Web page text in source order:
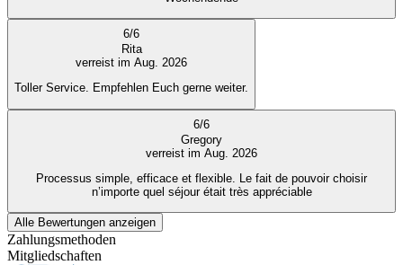
6/6
Rita
verreist im Aug. 2026
Toller Service. Empfehlen Euch gerne weiter.
6/6
Gregory
verreist im Aug. 2026
Processus simple, efficace et flexible. Le fait de pouvoir choisir
n’importe quel séjour était très appréciable
Alle Bewertungen anzeigen
Zahlungsmethoden
Mitgliedschaften